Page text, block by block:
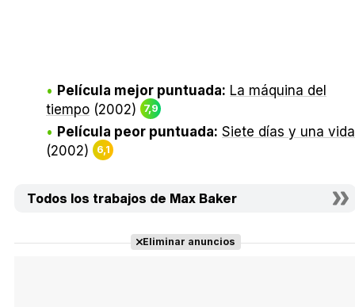
Película mejor puntuada: La máquina del
tiempo (2002) 7,9
Película peor puntuada: Siete días y una vida
(2002)
6,1
Todos los trabajos de Max Baker
Eliminar anuncios